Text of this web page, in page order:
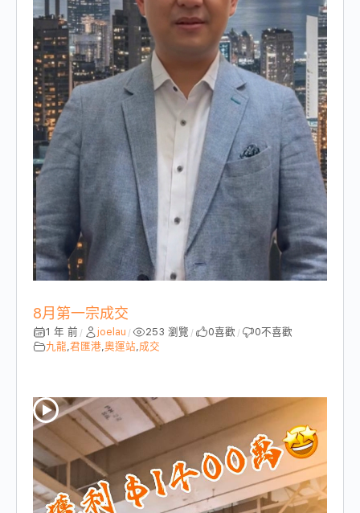
8月第一宗成交
1 年 前 / joelau / 253 瀏覽 / 0喜歡 / 0不喜歡
九龍,君匯港,奧運站,成交